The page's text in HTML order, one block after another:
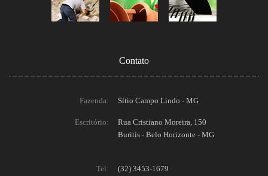
Contato
Fazenda: Sítio Campo Lindo - MG
Escritório:
Rua Cristiano Moreira, 150
Buritis - Belo Horizonte - MG
Tel:
(32) 3453-1679